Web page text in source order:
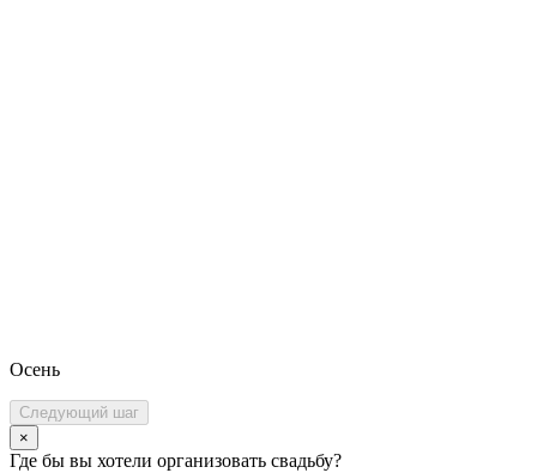
Осень
Следующий шаг
×
Где бы вы хотели организовать свадьбу?